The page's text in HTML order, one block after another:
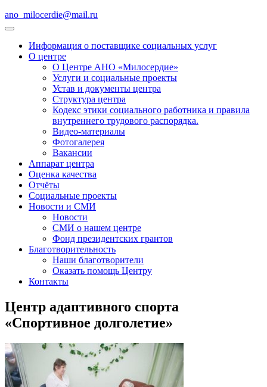
ano_milocerdie@mail.ru
Информация о поставщике социальных услуг
О центре
О Центре АНО «Милосердие»
Услуги и социальные проекты
Устав и документы центра
Структура центра
Кодекс этики социального работника и правила
внутреннего трудового распорядка.
Видео-материалы
Фотогалерея
Вакансии
Аппарат центра
Оценка качества
Отчёты
Социальные проекты
Новости и СМИ
Новости
СМИ о нашем центре
Фонд президентских грантов
Благотворительность
Наши благотворители
Оказать помощь Центру
Контакты
Центр адаптивного спорта
«Спортивное долголетие»